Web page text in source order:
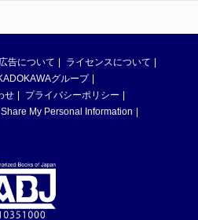
広告について
ライセンスについて
グループ
せ
プライバシーポリシー
My Personal Information